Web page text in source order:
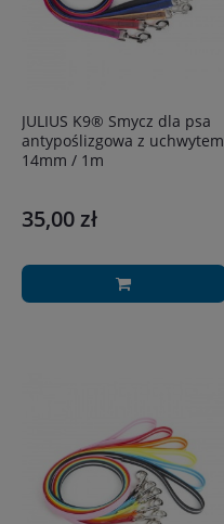
JULIUS K9® Smycz dla psa
antypoślizgowa z uchwytem
14mm / 1m
35,00 zł